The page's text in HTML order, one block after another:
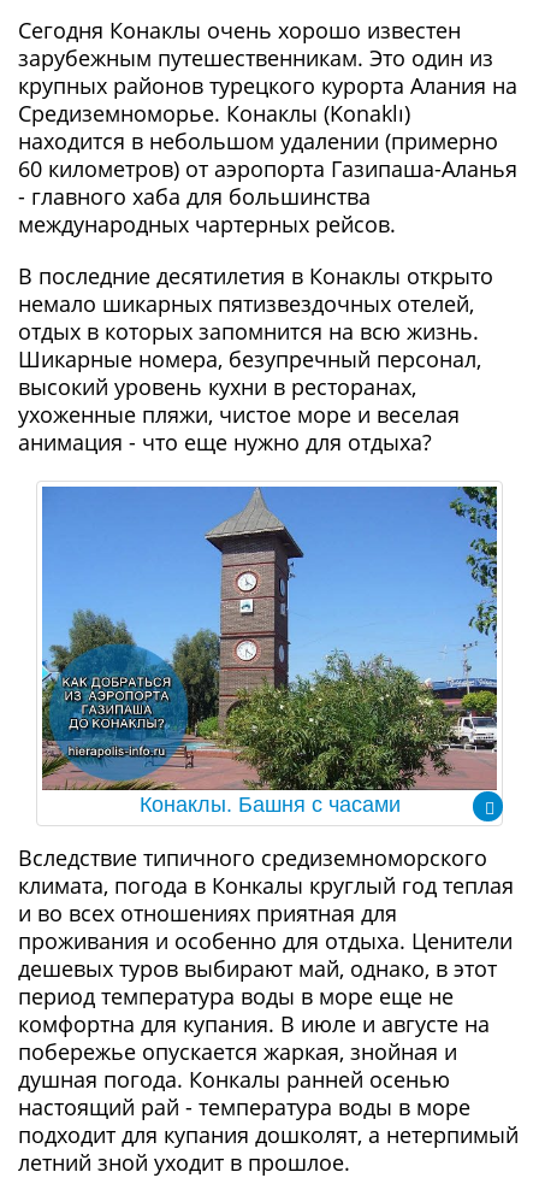
Сегодня Конаклы очень хорошо известен
зарубежным путешественникам. Это один из
крупных районов турецкого курорта Алания на
Средиземноморье. Конаклы (Konaklı)
находится в небольшом удалении (примерно
60 километров) от аэропорта Газипаша-Аланья
- главного хаба для большинства
международных чартерных рейсов.
В последние десятилетия в Конаклы открыто
немало шикарных пятизвездочных отелей,
отдых в которых запомнится на всю жизнь.
Шикарные номера, безупречный персонал,
высокий уровень кухни в ресторанах,
ухоженные пляжи, чистое море и веселая
анимация - что еще нужно для отдыха?
Конаклы. Башня с часами
Вследствие типичного средиземноморского
климата, погода в Конкалы круглый год теплая
и во всех отношениях приятная для
проживания и особенно для отдыха. Ценители
дешевых туров выбирают май, однако, в этот
период температура воды в море еще не
комфортна для купания. В июле и августе на
побережье опускается жаркая, знойная и
душная погода. Конкалы ранней осенью
настоящий рай - температура воды в море
подходит для купания дошколят, а нетерпимый
летний зной уходит в прошлое.